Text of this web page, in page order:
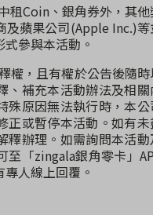
租Coin、銀角券外，其
及蘋果公司(Apple Inc.)等
參與本活動。
權，且有權於公告後隨
、補充本活動辦法及相關
殊原因無法執行時，本公
正或暫停本活動。如有未
釋辦理。如需詢問本活動
至「zingala銀角零卡」
人線上回覆。